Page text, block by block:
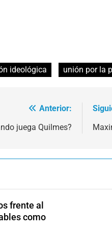
ideológica unión por la
Anterior:
juega Quilmes?
frente al
como